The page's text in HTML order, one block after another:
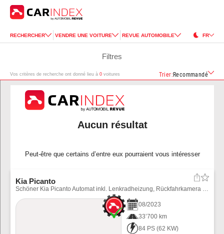
RECHERCHER VENDRE UNE VOITURE REVUE AUTOMOBILE FR
Filtres
Vos critères de recherche ont donné lieu à 0 voitures Trier: Recommandé
Aucun résultat
Peut-être que certains d’entre eux pourraient vous intéresser
Kia Picanto
Schöner Kia Picanto Automat inkl. Lenkradheizung, Rückfahrkamera usw. Winterräder können für CHF 900.-- bezogen werden.
08/2023
33’700 km
84 PS (62 KW)